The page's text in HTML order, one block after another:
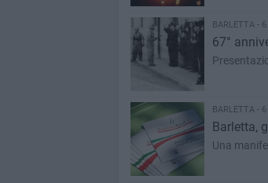
BARLETTA -
67°
BARLETTA -
Barletta,
Una